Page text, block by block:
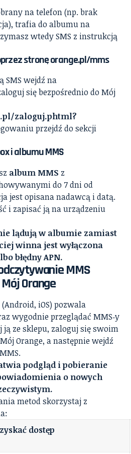
na telefon (np. brak
trafia do albumu na
wtedy SMS z instrukcją
stronę orange.pl/mms
SMS wejdź na
się bezpośrednio do Mój
zaloguj.phtml?
przejdź do sekcji
i albumu MMS
album MMS z
do 7 dni od
jest opisana nadawcą i datą.
i zapisać ją na urządzeniu
lądują w albumie zamiast
winna jest wyłączona
błędny APN.
MMS
Orange
(Android, iOS) pozwala
wygodnie przeglądać MMS‑y
ze sklepu, zaloguj się swoim
Orange, a następnie wejdź
podgląd i pobieranie
o nowych
metod skorzystaj z
dostęp